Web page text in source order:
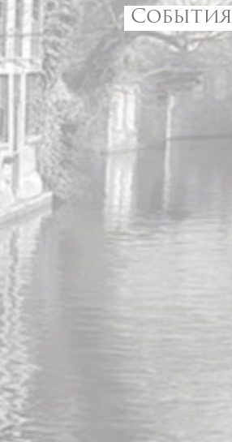
События